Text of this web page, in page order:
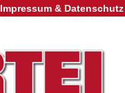
Impressum & Datenschutz